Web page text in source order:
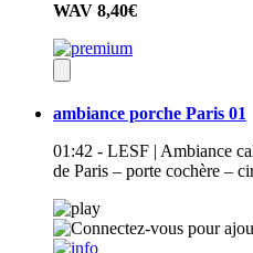
WAV 8,40€
ambiance porche Paris 01
01:42 - LESF | Ambiance
de Paris – porte cochère –